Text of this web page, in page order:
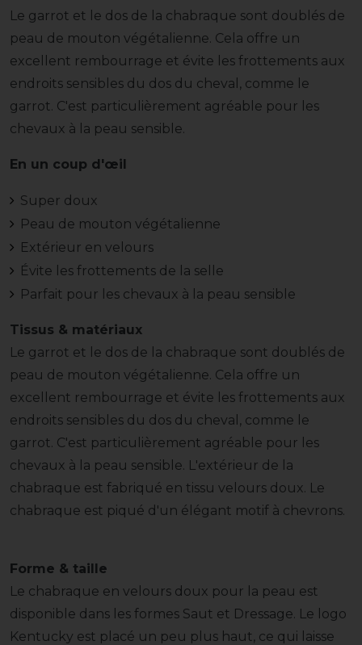
Le garrot et le dos de la chabraque sont doublés de
peau de mouton végétalienne. Cela offre un
excellent rembourrage et évite les frottements aux
endroits sensibles du dos du cheval, comme le
garrot. C'est particulièrement agréable pour les
chevaux à la peau sensible.
En un coup d'œil
Super doux
Peau de mouton végétalienne
Extérieur en velours
Évite les frottements de la selle
Parfait pour les chevaux à la peau sensible
Tissus & matériaux
Le garrot et le dos de la chabraque sont doublés de
peau de mouton végétalienne. Cela offre un
excellent rembourrage et évite les frottements aux
endroits sensibles du dos du cheval, comme le
garrot. C'est particulièrement agréable pour les
chevaux à la peau sensible. L'extérieur de la
chabraque est fabriqué en tissu velours doux. Le
chabraque est piqué d'un élégant motif à chevrons.
Forme & taille
Le chabraque en velours doux pour la peau est
disponible dans les formes Saut et Dressage. Le logo
Kentucky est placé un peu plus haut, ce qui laisse